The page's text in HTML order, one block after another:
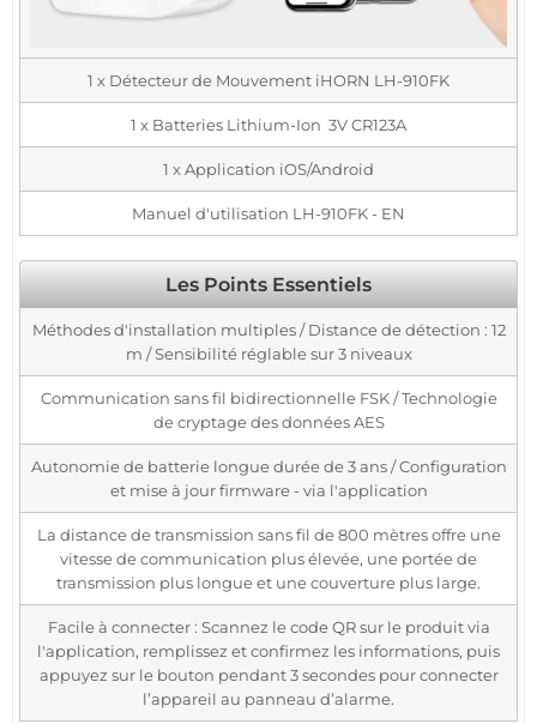
1 x Détecteur de Mouvement iHORN LH-910FK
1 x Batteries Lithium-Ion 3V CR123A
1 x Application iOS/Android
Manuel d'utilisation LH-910FK - EN
Les Points Essentiels
Méthodes d'installation multiples / Distance de détection : 12
m / Sensibilité réglable sur 3 niveaux
Communication sans fil bidirectionnelle FSK / Technologie
de cryptage des données AES
Autonomie de batterie longue durée de 3 ans / Configuration
et mise à jour firmware - via l'application
La distance de transmission sans fil de 800 mètres offre une
vitesse de communication plus élevée, une portée de
transmission plus longue et une couverture plus large.
Facile à connecter : Scannez le code QR sur le produit via
l'application, remplissez et confirmez les informations, puis
appuyez sur le bouton pendant 3 secondes pour connecter
l’appareil au panneau d’alarme.